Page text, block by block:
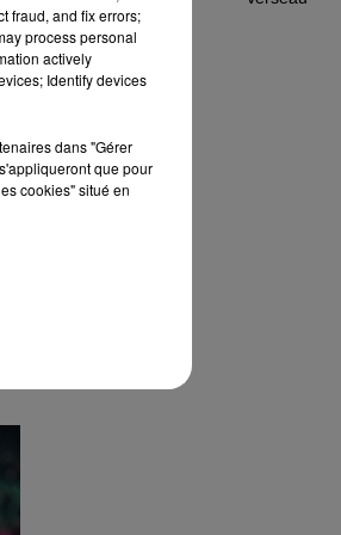
,
fraud, and fix errors;
process personal
actively
Identify devices
dans "Gérer
que pour
cookies" situé en